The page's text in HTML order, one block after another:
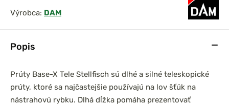
set
3,6m 3lb
DAM Prút Iconic Carp
3,60m 3,50lb Akcia 1+1
2-dielny
Popis
Prúty Base-X Tele Stellfisch sú dlhé a silné teleskopické
prúty, ktoré sa najčastejšie používajú na lov šťúk na
nástrahovú rybku. Dlhá dĺžka pomáha prezentovať
Výrobca: DAM